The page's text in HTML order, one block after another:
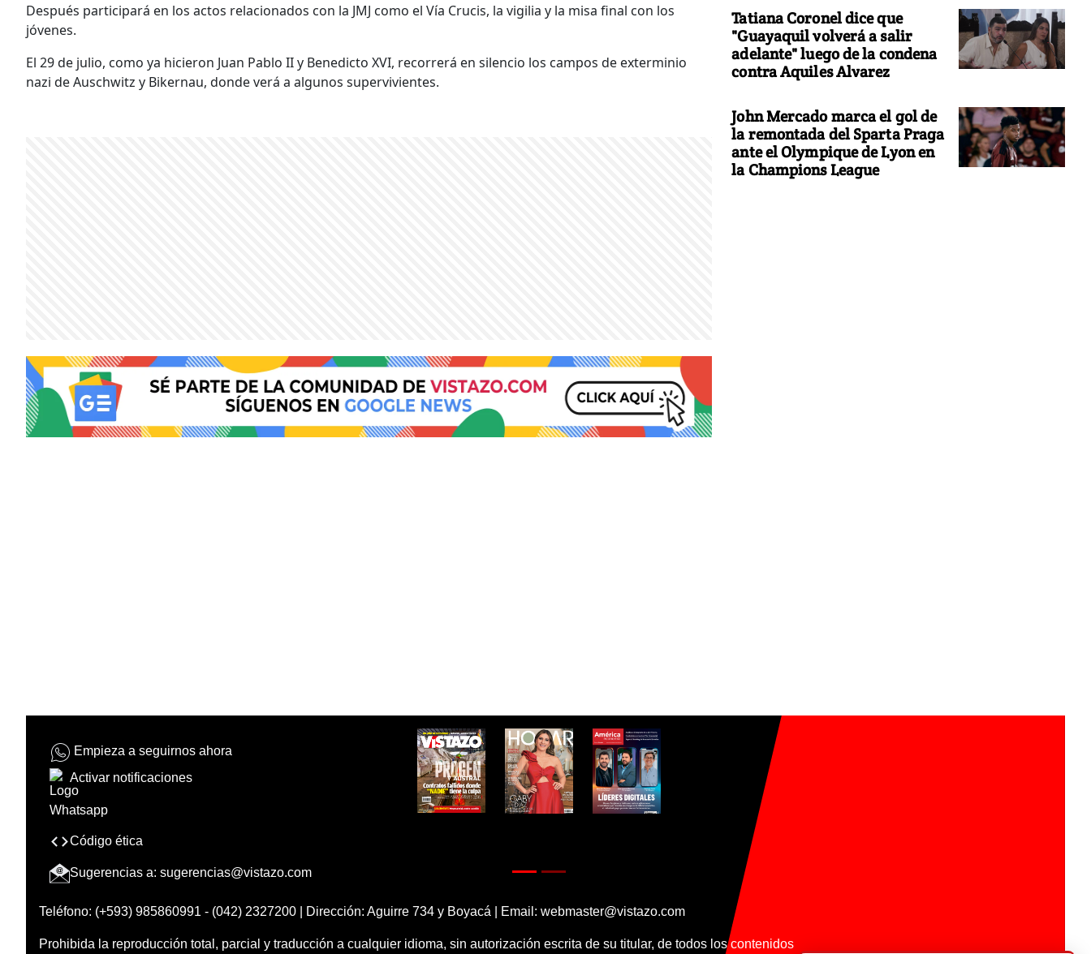
Después participará en los actos relacionados con la JMJ como el Vía Crucis, la vigilia y la misa final con los
jóvenes.
El 29 de julio, como ya hicieron Juan Pablo II y Benedicto XVI, recorrerá en silencio los campos de exterminio
nazi de Auschwitz y Bikernau, donde verá a algunos supervivientes.
Tatiana Coronel dice que
"Guayaquil volverá a salir
adelante" luego de la condena
contra Aquiles Alvarez
John Mercado marca el gol de
la remontada del Sparta Praga
ante el Olympique de Lyon en
la Champions League
Empieza a seguirnos ahora
Activar notificaciones
Código ética
Sugerencias a: sugerencias@vistazo.com
Teléfono: (+593) 985860991 - (042) 2327200 | Dirección: Aguirre 734 y Boyacá | Email: webmaster@vistazo.com
Prohibida la reproducción total, parcial y traducción a cualquier idioma, sin autorización escrita de su titular, de todos los contenidos